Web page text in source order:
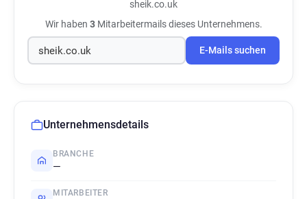
sheik.co.uk
Wir haben 3Mitarbeitermails dieses Unternehmens.
E-Mails suchen
Unternehmensdetails
BRANCHE
—
MITARBEITER